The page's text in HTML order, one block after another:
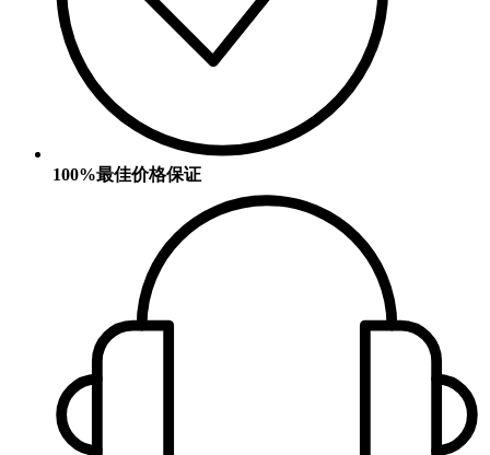
100%最佳价格保证